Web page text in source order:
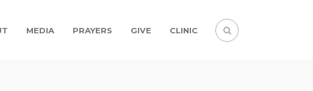
MEDIA PRAYERS GIVE CLINIC